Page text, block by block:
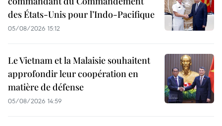
des États-Unis pour l’Indo-Pacifique
05/08/2026 15:12
Le Vietnam et la Malaisie souhaitent
approfondir leur coopération en
matière de défense
05/08/2026 14:59